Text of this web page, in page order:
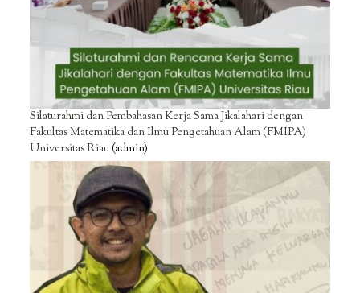
Silaturahmi dan Pembahasan Kerja Sama Jikalahari dengan
Fakultas Matematika dan Ilmu Pengetahuan Alam (FMIPA)
Universitas Riau(admin)